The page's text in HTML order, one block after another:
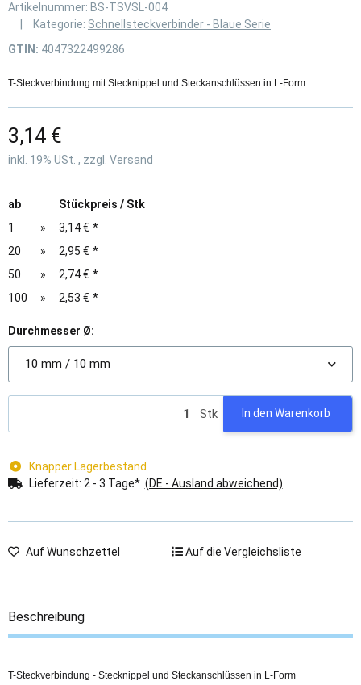
Artikelnummer: BS-TSVSL-004
Kategorie: Schnellsteckverbinder - Blaue Serie
GTIN: 4047322499286
T-Steckverbindung mit Stecknippel und Steckanschlüssen in L-Form
3,14 €
inkl. 19% USt. , zzgl. Versand
ab
Stückpreis / Stk
1
» 3,14 € *
20
» 2,95 € *
50
» 2,74 € *
100
» 2,53 € *
Durchmesser Ø:
10 mm / 10 mm
Stk In den Warenkorb
Knapper Lagerbestand
Lieferzeit: 2 - 3 Tage* (DE - Ausland abweichend)
Auf Wunschzettel Auf die Vergleichsliste
Beschreibung
T-Steckverbindung - Stecknippel und Steckanschlüssen in L-Form